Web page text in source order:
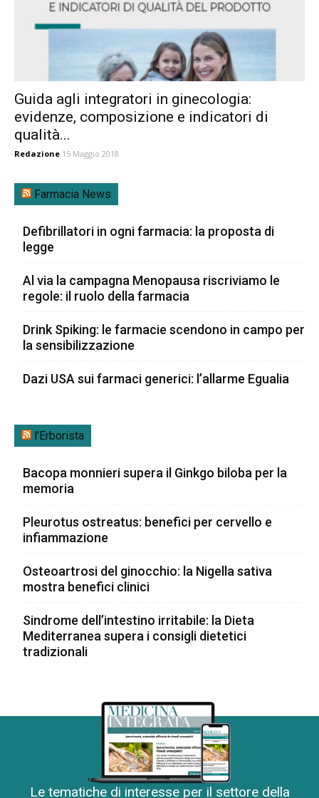
Guida agli integratori in ginecologia:
evidenze, composizione e indicatori di
qualità...
Redazione 15 Maggio 2018
Farmacia News
Defibrillatori in ogni farmacia: la proposta di
legge
Al via la campagna Menopausa riscriviamo le
regole: il ruolo della farmacia
Drink Spiking: le farmacie scendono in campo per
la sensibilizzazione
Dazi USA sui farmaci generici: l’allarme Egualia
l’Erborista
Bacopa monnieri supera il Ginkgo biloba per la
memoria
Pleurotus ostreatus: benefici per cervello e
infiammazione
Osteoartrosi del ginocchio: la Nigella sativa
mostra benefici clinici
Sindrome dell’intestino irritabile: la Dieta
Mediterranea supera i consigli dietetici
tradizionali
Le tematiche di interesse per il settore della